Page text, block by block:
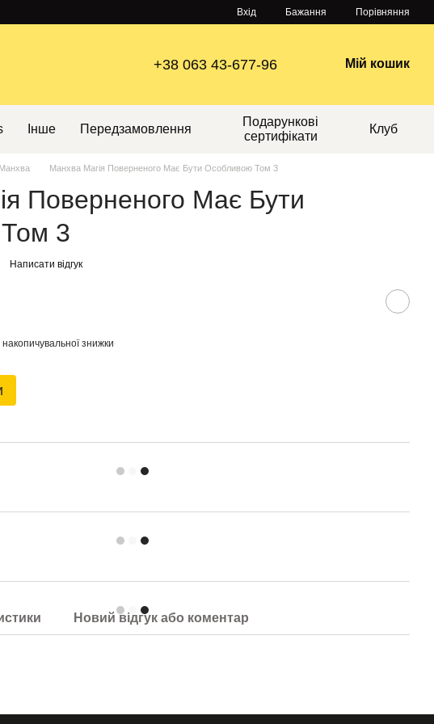
Вхід Бажання Порівняння
+38 063 43-677-96 Мій кошик
Інше Передзамовлення
Подарункові
сертифікати
Клуб
Манхва Магія Поверненого Має Бути Особливою Том 3
Поверненого Має Бути
3
Написати відгук
знижки
Новий відгук або коментар